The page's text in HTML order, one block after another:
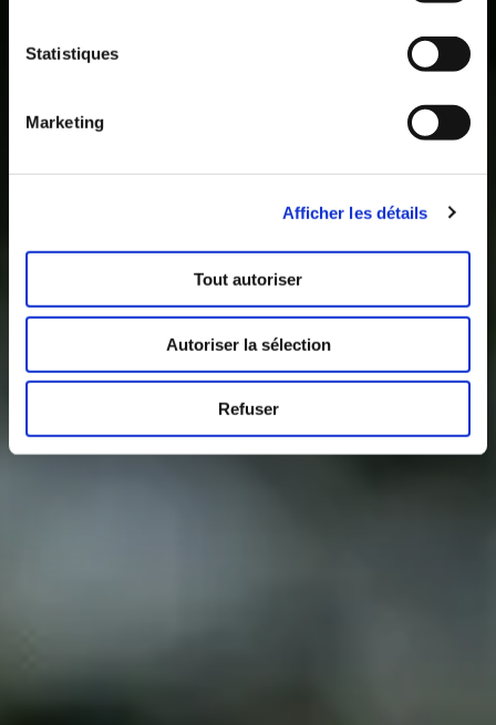
Statistiques
Marketing
Afficher les détails
Tout autoriser
Autoriser la sélection
Refuser